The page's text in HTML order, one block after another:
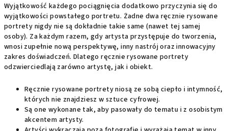
Wyjątkowość każdego pociągnięcia dodatkowo przyczynia się do
wyjątkowości powstałego portretu. Żadne dwa ręcznie rysowane
portrety nigdy nie są dokładnie takie same (nawet tej samej
osoby). Za każdym razem, gdy artysta przystępuje do tworzenia,
wnosi zupełnie nową perspektywę, inny nastrój oraz innowacyjny
zakres doświadczeń. Dlatego ręcznie rysowane portrety
odzwierciedlają zarówno artystę, jak i obiekt.
Ręcznie rysowane portrety niosą ze sobą ciepło i intymność,
których nie znajdziesz w sztuce cyfrowej.
Są one wykonane tak, aby pasowały do tematu i z osobistym
akcentem artysty.